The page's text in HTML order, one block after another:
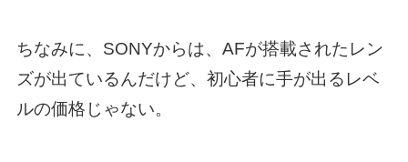
ちなみに、SONYからは、AFが搭載されたレン
ズが出ているんだけど、初心者に手が出るレベ
ルの価格じゃない。